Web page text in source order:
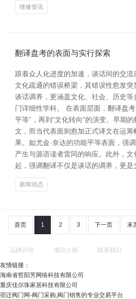
维修资讯
翻译盘考的表面与实行探索
跟着众人化进度的加速，谈话间的交
文化疏通的错误桥梁，其错误性愈发突
谈话调养，更涵盖文化、社会、历史
门详细性学科。 在表面层面，翻译盘
平等”，再到“文化转向”的演变。早期
文，而当代表面则愈加正式译文在运
果。如尤金·奈达的功能平等表面，强
产生与源语读者雷同的响应。此外，
起，强调翻译不仅是谈话的调养，更是
新闻动态
首页 1 2 3 下一页 末
品牌介绍 项目介绍 联系我们
友情链接：
海南省哲阳芳网络科技有限公司
重庆佳尔珠家居科技有限公司
宿迁阀门网-阀门采购,阀门销售的专业交易平台